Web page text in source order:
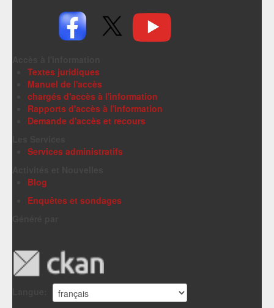
Textes juridiques
Manuel de l'accès
chargés d'accès à l'information
Rapports d'accès à l'information
Demande d'accès et recours
Services administratifs
Blog
Enquêtes et sondages